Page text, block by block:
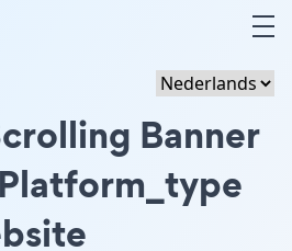
Banner
Platform_type